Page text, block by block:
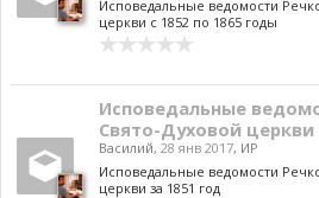
Исповедальные ведомости
церкви с 1852 по 1865 годы
Исповедальные
Свято-Духовой церкви
Василий, 28 янв 2017, ИР
Исповедальные ведомости
церкви за 1851 год